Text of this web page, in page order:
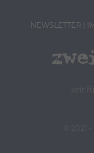
NEWSLETTER